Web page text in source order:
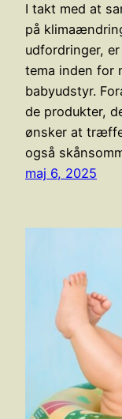
I takt med at
på
udfordringer,
tema inden for
babyudstyr.
de produkter,
ønsker at
også
maj 6, 2025